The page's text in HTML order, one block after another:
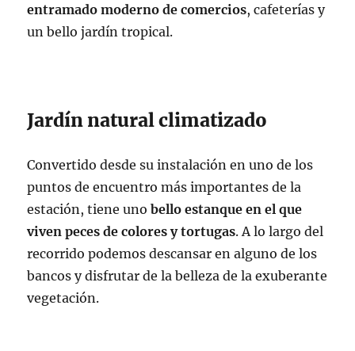
entramado moderno de comercios, cafeterías y
un bello jardín tropical.
Jardín natural climatizado
Convertido desde su instalación en uno de los
puntos de encuentro más importantes de la
estación, tiene unobello estanque en el que
viven peces de colores y tortugas. A lo largo del
recorrido podemos descansar en alguno de los
bancos y disfrutar de la belleza de la exuberante
vegetación.